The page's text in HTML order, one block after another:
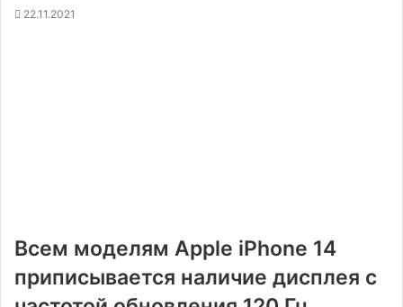
22.11.2021
Всем моделям Apple iPhone 14
приписывается наличие дисплея с